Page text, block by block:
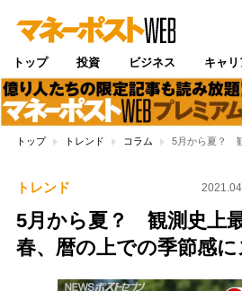
トップ 投資 ビジネス キャリ
トップ トレンド コラム 5月から夏？
トレンド
5月から夏？ 観測史上
春、暦の上での季節感に